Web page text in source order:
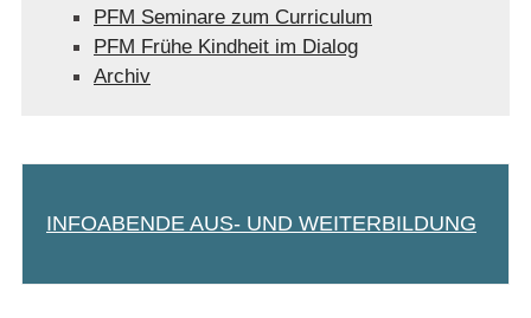
PFM Seminare zum Curriculum
PFM Frühe Kindheit im Dialog
Archiv
INFOABENDE AUS- UND WEITERBILDUNG